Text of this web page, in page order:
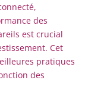
des
est crucial
Cet
pratiques
des